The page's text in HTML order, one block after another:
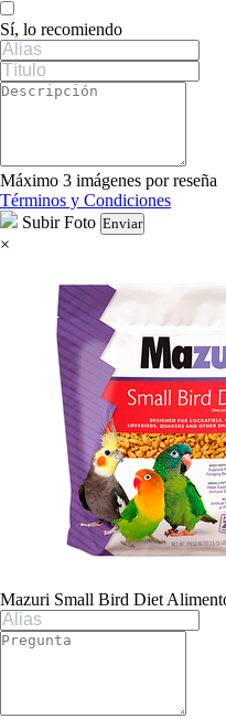
Sí, lo recomiendo
Máximo 3 imágenes por reseña
Términos y Condiciones
Subir Foto Enviar
×
Mazuri Small Bird Diet